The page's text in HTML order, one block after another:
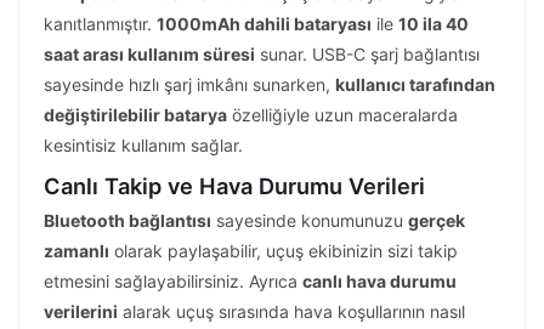
kanıtlanmıştır. 1000mAh dahili bataryası ile 10 ila 40
saat arası kullanım süresi sunar. USB-C şarj bağlantısı
sayesinde hızlı şarj imkânı sunarken, kullanıcı tarafından
değiştirilebilir batarya özelliğiyle uzun maceralarda
kesintisiz kullanım sağlar.
Canlı Takip ve Hava Durumu Verileri
Bluetooth bağlantısı sayesinde konumunuzu gerçek
zamanlı olarak paylaşabilir, uçuş ekibinizin sizi takip
etmesini sağlayabilirsiniz. Ayrıca canlı hava durumu
verilerini alarak uçuş sırasında hava koşullarının nasıl